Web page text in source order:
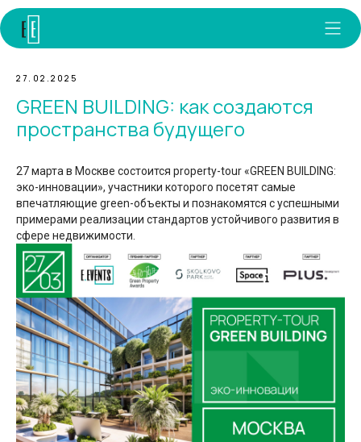
27.02.2025
GREEN BUILDING: как создаются
пространства будущего
27 марта в Москве состоится property-tour «GREEN BUILDING:
эко-инновации», участники которого посетят самые
впечатляющие green-объекты и познакомятся с успешными
примерами реализации стандартов устойчивого развития в
сфере недвижимости.